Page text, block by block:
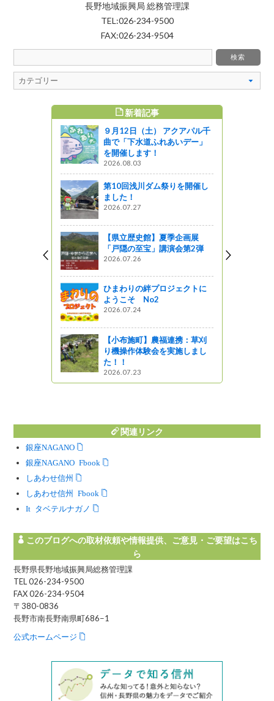
長野地域振興局 総務管理課
TEL:026-234-9500
FAX:026-234-9504
新着記事
９月12日（土） アクアパル千
曲で「下水道ふれあいデー」
を開催します！
2026.08.03
第10回浅川ダム祭りを開催し
ました！
2026.07.27
【県立歴史館】夏季企画展
「戸隠の至宝」講演会第2弾
2026.07.26
ひまわりの絆プロジェクトに
ようこそ No2
2026.07.24
【小布施町】農福連携：草刈
り機操作体験会を実施しまし
た！！
2026.07.23
関連リンク
銀座NAGANO
銀座NAGANO Facebook
しあわせ信州
しあわせ信州 Facebook
Instagram タベテルナガノ
このブログへの取材依頼や情報提供、ご意見・ご要望はこち
ら
長野県長野地域振興局総務管理課
TEL 026-234-9500
FAX 026-234-9504
〒380-0836
長野市南長野南県町686−1
公式ホームページ